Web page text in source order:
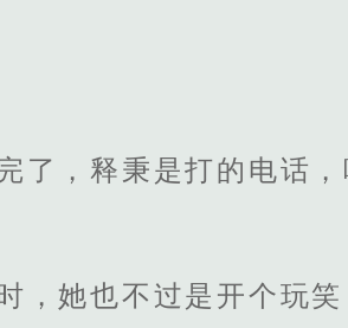
了，释秉是打的电话
，她也不过是开个玩